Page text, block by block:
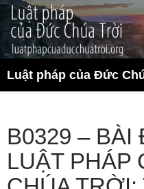
Chuyển
đến
nội
dung
Luật pháp của Đức
kiếm
B0329 – BÀI
LUẬT PHÁP